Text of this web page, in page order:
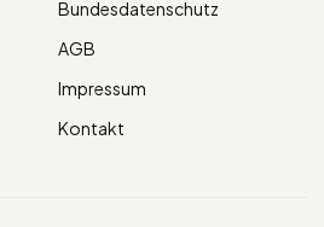
Bundesdatenschutz
AGB
Impressum
Kontakt